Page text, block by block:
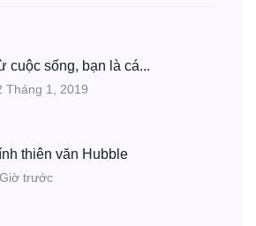
cuộc sống, bạn là cá...
Tháng 1, 2019
thiên văn Hubble
trước